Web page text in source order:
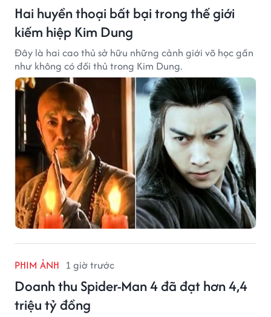
Hai huyền thoại bất bại trong thế giới
kiếm hiệp Kim Dung
Đây là hai cao thủ sở hữu những cảnh giới võ học gần
như không có đối thủ trong Kim Dung.
PHIM ẢNH 1 giờ trước
Doanh thu Spider-Man 4 đã đạt hơn 4,4
triệu tỷ đồng